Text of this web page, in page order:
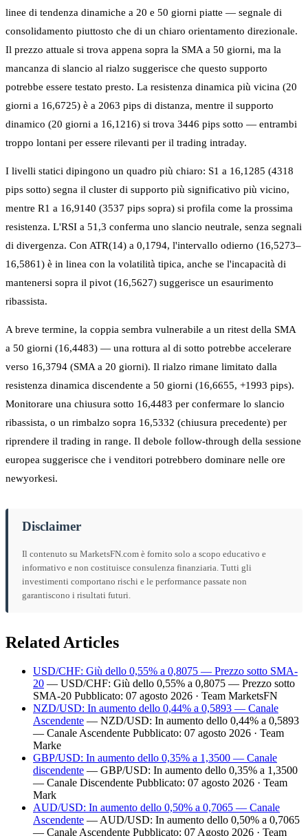
linee di tendenza dinamiche a 20 e 50 giorni piatte — segnale di
consolidamento piuttosto che di un chiaro orientamento direzionale.
Il prezzo attuale si trova appena sopra la SMA a 50 giorni, ma la
mancanza di slancio al rialzo suggerisce che questo supporto
potrebbe essere testato presto. La resistenza dinamica più vicina (20
giorni a 16,6725) è a 2063 pips di distanza, mentre il supporto
dinamico (20 giorni a 16,1216) si trova 3446 pips sotto — entrambi
troppo lontani per essere rilevanti per il trading intraday.
I livelli statici dipingono un quadro più chiaro: S1 a 16,1285 (4318
pips sotto) segna il cluster di supporto più significativo più vicino,
mentre R1 a 16,9140 (3537 pips sopra) si profila come la prossima
resistenza. L'RSI a 51,3 conferma uno slancio neutrale, senza segnali
di divergenza. Con ATR(14) a 0,1794, l'intervallo odierno (16,5273–
16,5861) è in linea con la volatilità tipica, anche se l'incapacità di
mantenersi sopra il pivot (16,5627) suggerisce un esaurimento
ribassista.
A breve termine, la coppia sembra vulnerabile a un ritest della SMA
a 50 giorni (16,4483) — una rottura al di sotto potrebbe accelerare
verso 16,3794 (SMA a 20 giorni). Il rialzo rimane limitato dalla
resistenza dinamica discendente a 50 giorni (16,6655, +1993 pips).
Monitorare una chiusura sotto 16,4483 per confermare lo slancio
ribassista, o un rimbalzo sopra 16,5332 (chiusura precedente) per
riprendere il trading in range. Il debole follow-through della sessione
europea suggerisce che i venditori potrebbero dominare nelle ore
newyorkesi.
Disclaimer
Il contenuto su MarketsFN.com è fornito solo a scopo educativo e
informativo e non costituisce consulenza finanziaria. Tutti gli
investimenti comportano rischi e le performance passate non
garantiscono i risultati futuri.
Related Articles
USD/CHF: Giù dello 0,55% a 0,8075 — Prezzo sotto SMA-
20 — USD/CHF: Giù dello 0,55% a 0,8075 — Prezzo sotto
SMA-20 Pubblicato: 07 agosto 2026 · Team MarketsFN
NZD/USD: In aumento dello 0,44% a 0,5893 — Canale
Ascendente — NZD/USD: In aumento dello 0,44% a 0,5893
— Canale Ascendente Pubblicato: 07 agosto 2026 · Team
Marke
GBP/USD: In aumento dello 0,35% a 1,3500 — Canale
discendente — GBP/USD: In aumento dello 0,35% a 1,3500
— Canale Discendente Pubblicato: 07 agosto 2026 · Team
Mark
AUD/USD: In aumento dello 0,50% a 0,7065 — Canale
Ascendente — AUD/USD: In aumento dello 0,50% a 0,7065
— Canale Ascendente Pubblicato: 07 Agosto 2026 · Team